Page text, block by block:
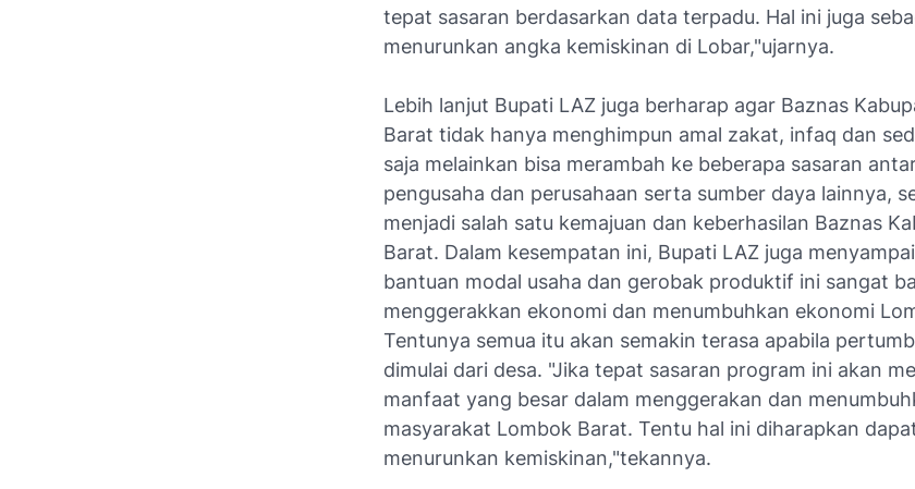
tepat sasaran berdasarkan data terpadu. Hal ini juga
menurunkan angka kemiskinan di Lobar,"ujarnya.
Lebih lanjut Bupati LAZ juga berharap agar Baznas
Barat tidak hanya menghimpun amal zakat, infaq dan
saja melainkan bisa merambah ke beberapa sasaran
pengusaha dan perusahaan serta sumber daya lainnya,
menjadi salah satu kemajuan dan keberhasilan Baznas
Barat. Dalam kesempatan ini, Bupati LAZ juga
bantuan modal usaha dan gerobak produktif ini sangat
menggerakkan ekonomi dan menumbuhkan ekonomi
Tentunya semua itu akan semakin terasa apabila
dimulai dari desa. "Jika tepat sasaran program ini akan
manfaat yang besar dalam menggerakan dan
masyarakat Lombok Barat. Tentu hal ini diharapkan
menurunkan kemiskinan,"tekannya.